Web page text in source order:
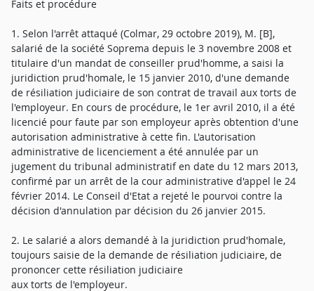
Faits et procédure
1. Selon l'arrêt attaqué (Colmar, 29 octobre 2019), M. [B],
salarié de la société Soprema depuis le 3 novembre 2008 et
titulaire d'un mandat de conseiller prud'homme, a saisi la
juridiction prud'homale, le 15 janvier 2010, d'une demande
de résiliation judiciaire de son contrat de travail aux torts de
l'employeur. En cours de procédure, le 1er avril 2010, il a été
licencié pour faute par son employeur après obtention d'une
autorisation administrative à cette fin. L'autorisation
administrative de licenciement a été annulée par un
jugement du tribunal administratif en date du 12 mars 2013,
confirmé par un arrêt de la cour administrative d'appel le 24
février 2014. Le Conseil d'Etat a rejeté le pourvoi contre la
décision d'annulation par décision du 26 janvier 2015.
2. Le salarié a alors demandé à la juridiction prud'homale,
toujours saisie de la demande de résiliation judiciaire, de
prononcer cette résiliation judiciaire
aux torts de l'employeur.